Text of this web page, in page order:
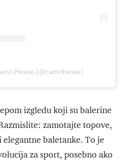
Hewie (@camrihewie)
izgledu koji su balerine
zamotajte topove,
baletanke. To je
za sport, posebno ako